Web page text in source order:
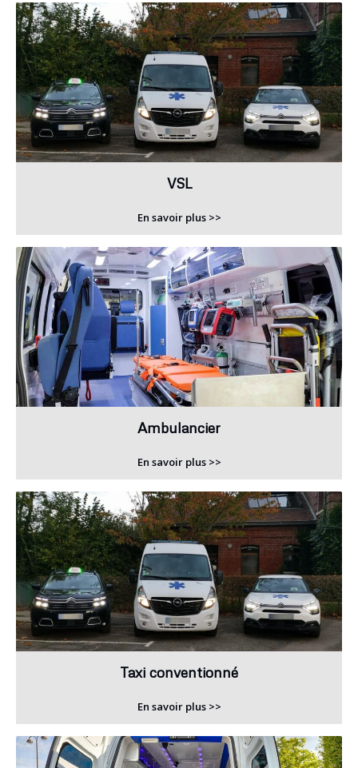
VSL
En savoir plus >>
Ambulancier
En savoir plus >>
Taxi conventionné
En savoir plus >>